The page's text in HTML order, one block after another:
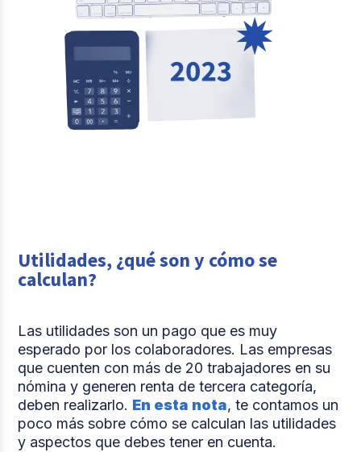
Utilidades, ¿qué son y cómo se
calculan?
Las utilidades son un pago que es muy
esperado por los colaboradores. Las empresas
que cuenten con más de 20 trabajadores en su
nómina y generen renta de tercera categoría,
deben realizarlo. En esta nota, te contamos un
poco más sobre cómo se calculan las utilidades
y aspectos que debes tener en cuenta.